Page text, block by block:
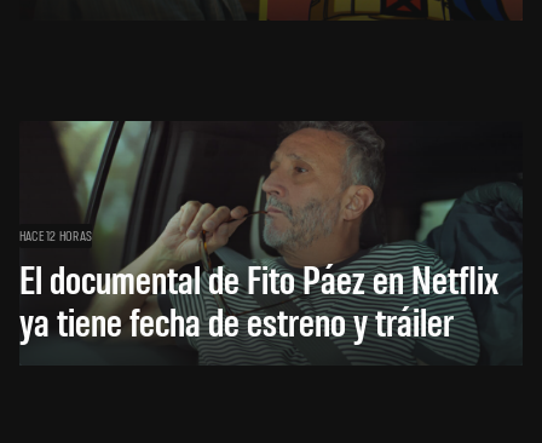
HACE 12 HORAS
El documental de Fito Páez en Netflix
ya tiene fecha de estreno y tráiler